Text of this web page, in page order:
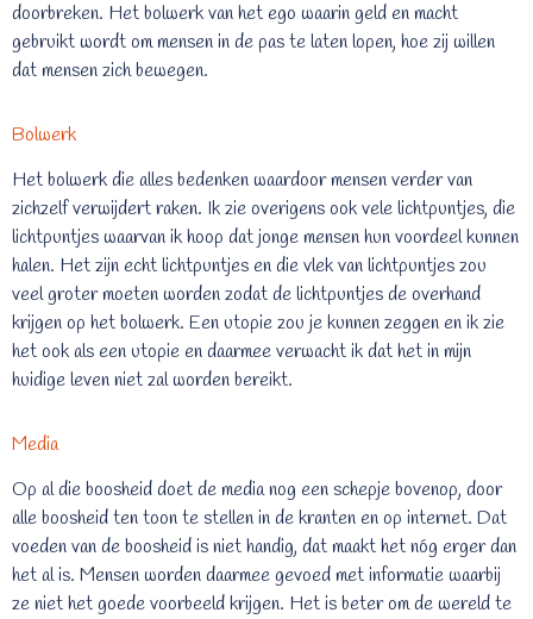
doorbreken. Het bolwerk van het ego waarin geld en macht
gebruikt wordt om mensen in de pas te laten lopen, hoe zij willen
dat mensen zich bewegen.
Bolwerk
Het bolwerk die alles bedenken waardoor mensen verder van
zichzelf verwijdert raken. Ik zie overigens ook vele lichtpuntjes, die
lichtpuntjes waarvan ik hoop dat jonge mensen hun voordeel kunnen
halen. Het zijn echt lichtpuntjes en die vlek van lichtpuntjes zou
veel groter moeten worden zodat de lichtpuntjes de overhand
krijgen op het bolwerk. Een utopie zou je kunnen zeggen en ik zie
het ook als een utopie en daarmee verwacht ik dat het in mijn
huidige leven niet zal worden bereikt.
Media
Op al die boosheid doet de media nog een schepje bovenop, door
alle boosheid ten toon te stellen in de kranten en op internet. Dat
voeden van de boosheid is niet handig, dat maakt het nóg erger dan
het al is. Mensen worden daarmee gevoed met informatie waarbij
ze niet het goede voorbeeld krijgen. Het is beter om de wereld te